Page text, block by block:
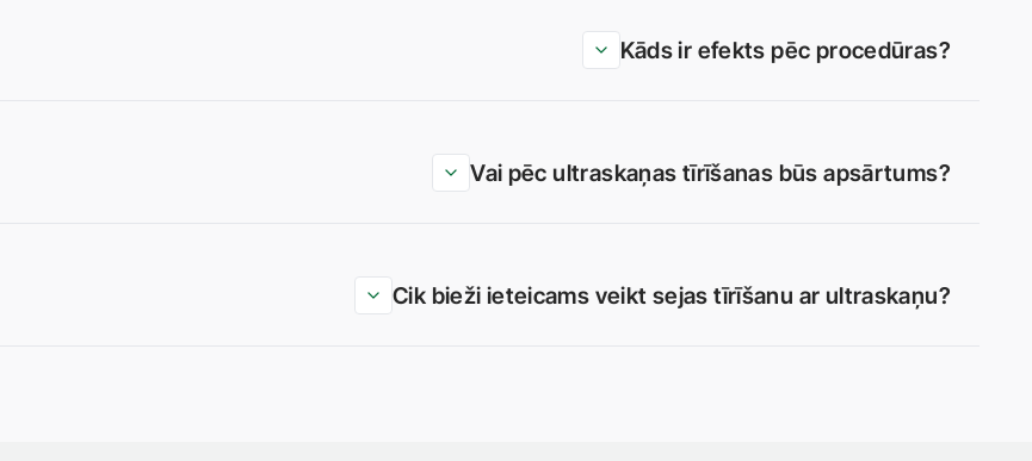
Kāds ir efekts pēc procedūras?
Vai pēc ultraskaņas tīrīšanas būs apsārtums?
Cik bieži ieteicams veikt sejas tīrīšanu ar ultraskaņu?